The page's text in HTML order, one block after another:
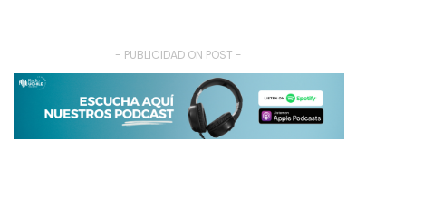
- PUBLICIDAD ON POST -